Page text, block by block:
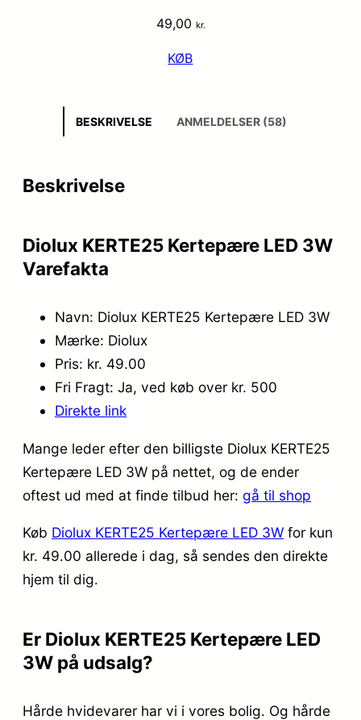
49,00 kr.
KØB
BESKRIVELSE ANMELDELSER (58)
Beskrivelse
Diolux KERTE25 Kertepære LED 3W
Varefakta
Navn: Diolux KERTE25 Kertepære LED 3W
Mærke: Diolux
Pris: kr. 49.00
Fri Fragt: Ja, ved køb over kr. 500
Direkte link
Mange leder efter den billigste Diolux KERTE25
Kertepære LED 3W på nettet, og de ender
oftest ud med at finde tilbud her: gå til shop
Køb Diolux KERTE25 Kertepære LED 3W for kun
kr. 49.00 allerede i dag, så sendes den direkte
hjem til dig.
Er Diolux KERTE25 Kertepære LED
3W på udsalg?
Hårde hvidevarer har vi i vores bolig. Og hårde